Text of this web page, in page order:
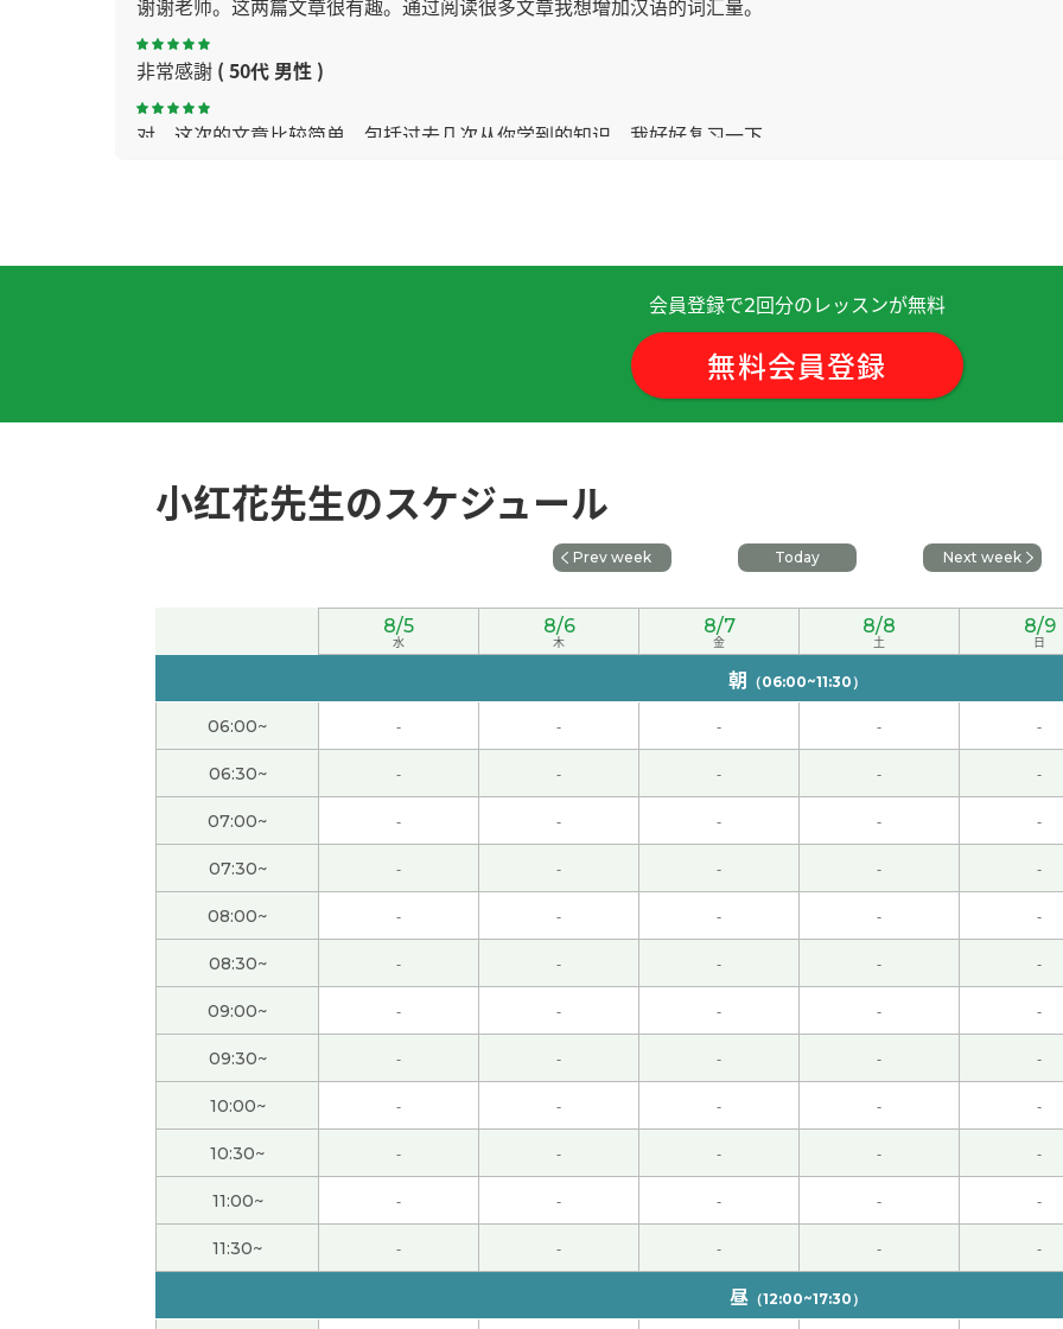
谢谢老师。这两篇文章很有趣。通过阅读很多文章我想增加汉语的词汇量。
非常感謝 ( 50代 男性 )
对，这次的文章比较简单。包括过去几次从你学到的知识。我好好复习一下。
你的手好灵巧啊！很羡慕你呀！
对，我要做的是温故知新。把以前学过的复习。 老师的教学方法很好。以后有空我想再预定老师的课。下次见！
“拆字法”是把成语等几个汉字组成的词汇分开考虑意思的吗？ 谢谢🙏这连休当中做集中复习。我想消化以前学
多听多读是我的课题。但是到了瓶颈期之后，我的脑子不那么灵活了。现在爱好阶段的汉语，我想退休以后，
对！今天的内容开始的时候，我觉得有点难，但是听了老师的讲解之后，才发现原来，这篇文章比较容易。
我平时不那么读小说之类的文章。中国的散文等的文学作品有的时候让我感动。看了这个作品之后我对腊八粥
的北方的饮食习惯感动了。
不好意思。我开始的时候没发现。开始之后不久我也觉得有点奇怪。你的解释很有帮助。我想明年一定要拿到
加油！弹钢琴，下次见！ ( 男性 )
今天的聊天也很开心，下次再聊吧!( 男性 )
いつも親切な授業をありがとうございます。 ( 50代 男性 )
对，我继续努力学习下去。下次见！
谢谢老师！好好复习学习的内容。
谢谢！！ 希望很快再见到你
我一定会再去中国旅游！中国有很多我想去的地方呗！
谢谢老师！我课后复习老师讲解的内容。
会員登録で2回分のレッスンが無料
無料会員登録
小红花先生のスケジュール
Prev week Today Next week
8/5
水
8/6
木
8/7
金
8/8
土
8/9
日
朝 （06:00~11:30）
06:00~ - - - - -
06:30~ - - - - -
07:00~ - - - - -
07:30~ - - - - -
08:00~ - - - - -
08:30~ - - - - -
09:00~ - - - - -
09:30~ - - - - -
10:00~ - - - - -
10:30~ - - - - -
11:00~ - - - - -
11:30~ - - - - -
昼（12:00~17:30）